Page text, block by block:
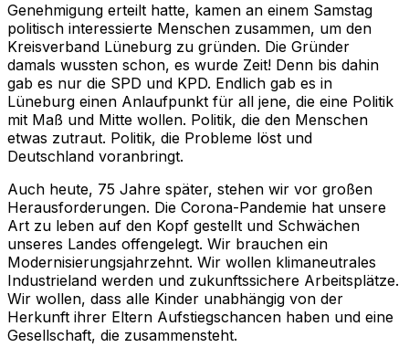
Genehmigung erteilt hatte, kamen an einem Samstag
politisch interessierte Menschen zusammen, um den
Kreisverband Lüneburg zu gründen. Die Gründer
damals wussten schon, es wurde Zeit! Denn bis dahin
gab es nur die SPD und KPD. Endlich gab es in
Lüneburg einen Anlaufpunkt für all jene, die eine Politik
mit Maß und Mitte wollen. Politik, die den Menschen
etwas zutraut. Politik, die Probleme löst und
Deutschland voranbringt.
Auch heute, 75 Jahre später, stehen wir vor großen
Herausforderungen. Die Corona-Pandemie hat unsere
Art zu leben auf den Kopf gestellt und Schwächen
unseres Landes offengelegt. Wir brauchen ein
Modernisierungsjahrzehnt. Wir wollen klimaneutrales
Industrieland werden und zukunftssichere Arbeitsplätze.
Wir wollen, dass alle Kinder unabhängig von der
Herkunft ihrer Eltern Aufstiegschancen haben und eine
Gesellschaft, die zusammensteht.